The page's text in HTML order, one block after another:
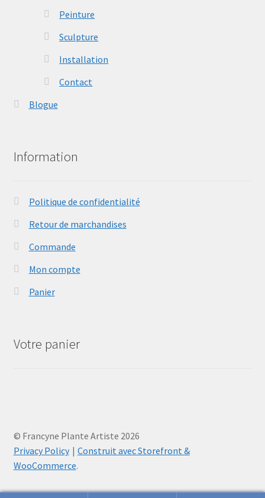
Peinture
Sculpture
Installation
Contact
Blogue
Information
Politique de confidentialité
Retour de marchandises
Commande
Mon compte
Panier
Votre panier
© Francyne Plante Artiste 2026
Privacy Policy
Construit avec Storefront &
WooCommerce.